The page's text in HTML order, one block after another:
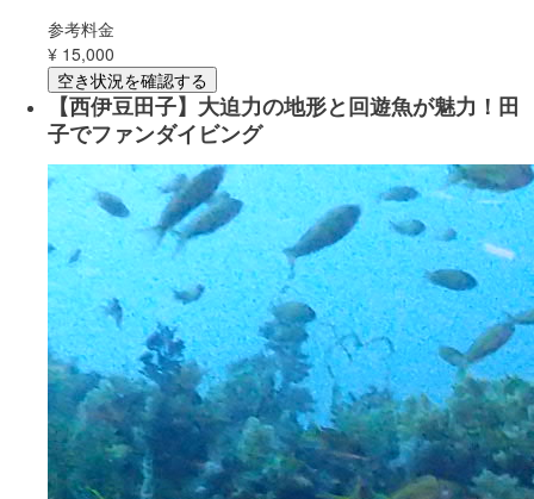
参考料金
¥ 15,000
空き状況を確認する
【西伊豆田子】大迫力の地形と回遊魚が魅力！田
子でファンダイビング